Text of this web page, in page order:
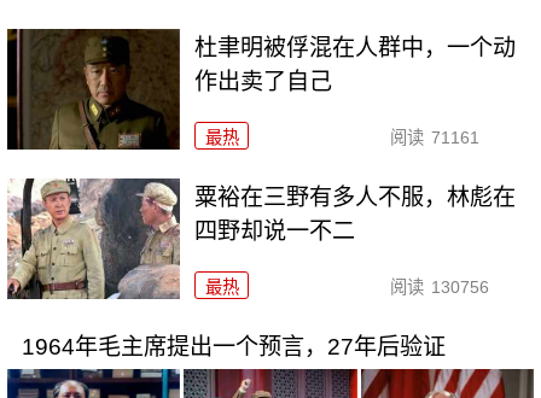
杜聿明被俘混在人群中，一个动
作出卖了自己
最热 阅读 71161
粟裕在三野有多人不服，林彪在
四野却说一不二
最热 阅读 130756
1964年毛主席提出一个预言，27年后验证